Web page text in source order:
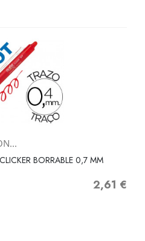
BORRABLE 0,7 MM
Precio
2,61 €